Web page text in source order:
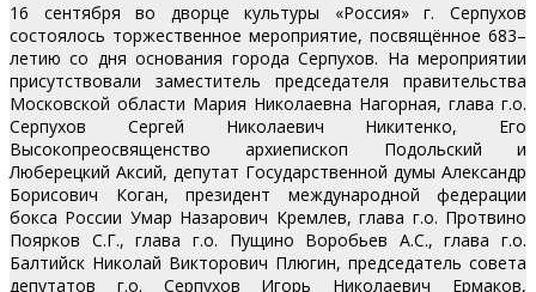
16 сентября во дворце культуры «Россия» г. Серпухов
состоялось торжественное мероприятие, посвящённое 683–
летию со дня основания города Серпухов. На мероприятии
присутствовали заместитель председателя правительства
Московской области Мария Николаевна Нагорная, глава г.о.
Серпухов Сергей Николаевич Никитенко, Его
Высокопреосвященство архиепископ Подольский и
Люберецкий Аксий, депутат Государственной думы Александр
Борисович Коган, президент международной федерации
бокса России Умар Назарович Кремлев, глава г.о. Протвино
Поярков С.Г., глава г.о. Пущино Воробьев А.С., глава г.о.
Балтийск Николай Викторович Плюгин, председатель совета
депутатов г.о. Серпухов Игорь Николаевич Ермаков,